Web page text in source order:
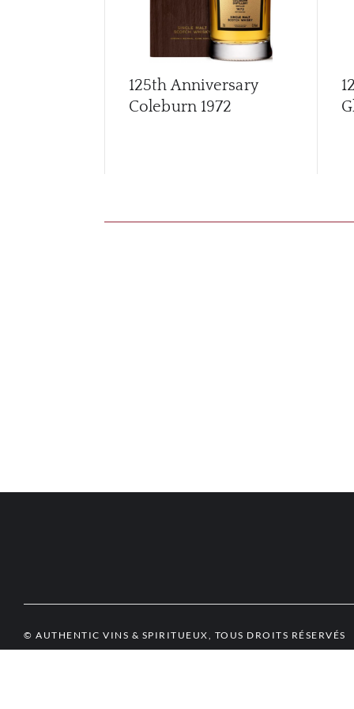
125th Anniversary
Coleburn 1972
© AUTHENTIC VINS & SPIRITUEUX, TOUS DROITS RÉSERVÉS